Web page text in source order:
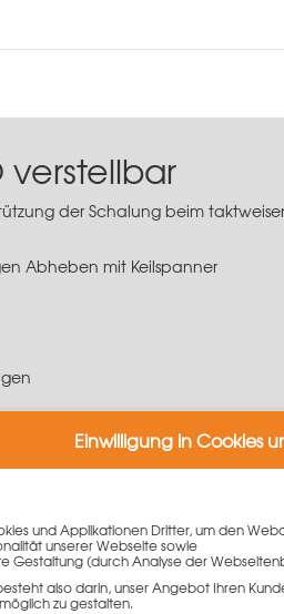
der Schalung beim
Abheben mit Keilspanner
ab dem zweiten Wandhöhentakt
abgestimmte
Abständen an vorab
Keilspanner an der
mithilfe der
Einwilligung in Cookies
und Applikationen Dritter, um den
unserer Webseite sowie
Gestaltung (durch Analyse der
also darin, unser Angebot Ihren
zu gestalten.